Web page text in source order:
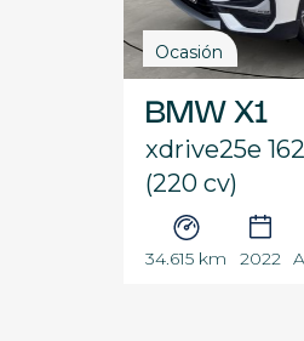
Ocasión
BMW X1
xdrive25e
(220 cv)
34.615 km 2022